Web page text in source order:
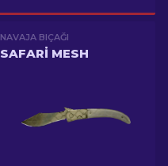
NAVAJA BIÇAĞI
SAFARI MESH